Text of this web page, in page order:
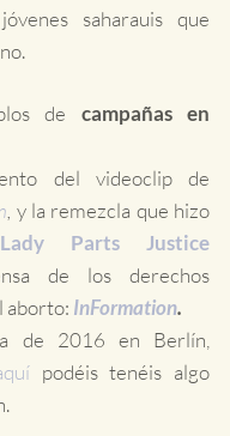
saharauis que
de campañas en
del videoclip de
y la remezcla que hizo
Lady Parts Justice
de los derechos
aborto: InFormation.
de 2016 en Berlín,
podéis tenéis algo